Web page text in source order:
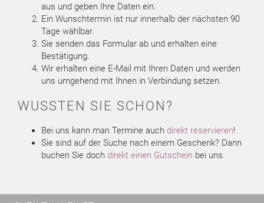
aus und geben Ihre Daten ein.
Ein Wunschtermin ist nur innerhalb der nächsten 90
Tage wählbar.
Sie senden das Formular ab und erhalten eine
Bestätigung.
Wir erhalten eine E-Mail mit Ihren Daten und werden
uns umgehend mit Ihnen in Verbindung setzen.
WUSSTEN SIE SCHON?
Bei uns kann man Termine auch direkt reservieren!
Sie sind auf der Suche nach einem Geschenk? Dann
buchen Sie doch direkt einen Gutschein bei uns.